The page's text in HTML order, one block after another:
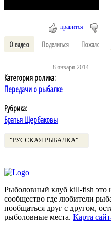
нравится
О видео Поделиться Пожаловаться
Категория ролика:
Передачи о рыбалке
Рубрика:
Братья Щербаковы
"РУССКАЯ РЫБАЛКА"
8 января 2014
Рыболовный клуб kill-fish это
сообщество где любители
пообщаться друг с другом,
рыболовные места. Карта